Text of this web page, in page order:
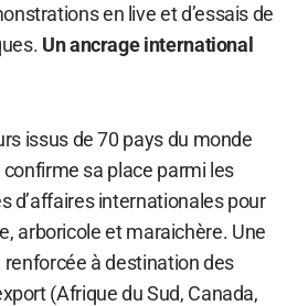
en live et d’essais de
Un ancrage international
issus de 70 pays du monde
sa place parmi les
d’affaires internationales pour
arboricole et maraichère. Une
à destination des
(Afrique du Sud, Canada,